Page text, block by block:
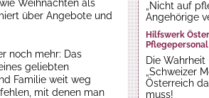
Weihnachten als
über Angebote und
noch mehr: Das
geliebten
Familie weit weg
mit denen man
„Nicht auf
Angehörige
Hilfswerk
Pflegepersonal
Die
„Schweizer
Österreich
muss!